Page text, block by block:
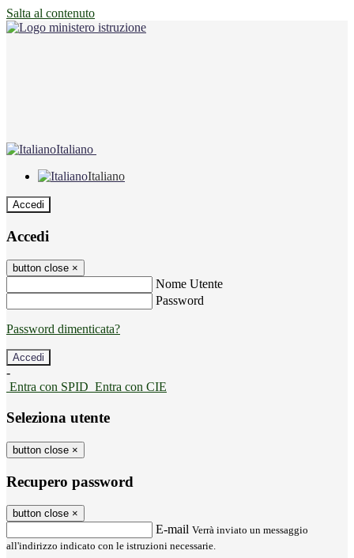
Salta al contenuto
Italiano
Italiano
Accedi
Accedi
button close ×
Nome Utente
Password
Password dimenticata?
-
Entra con SPID Entra con CIE
Seleziona utente
button close ×
Recupero password
button close ×
E-mail Verrà inviato un messaggio
all'indirizzo indicato con le istruzioni necessarie.